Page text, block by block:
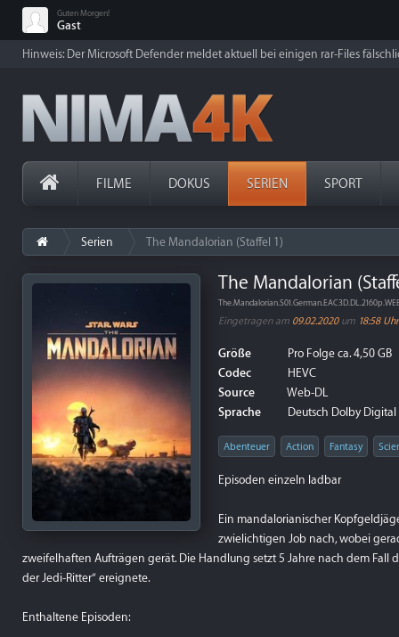
Guten Morgen!
Gast
Hinweis: Der Microsoft Defender meldet aktuell bei einigen rar-Files
FILME DOKUS SERIEN SPORT
Serien The Mandalorian (Staffel 1)
The Mandalorian
Eingetragen am 09.02.2020um 18:58 Uhr
Größe
Pro Folge ca. 4,50 GB
Codec
HEVC
Source
Web-DL
Sprache
Deutsch Dolby Digital
Abenteuer Action Fantasy
Episoden einzeln ladbar
Ein mandalorianischer
zwielichtigen Job nach, wobei
zweifelhaften Aufträgen gerät. Die Handlung setzt 5 Jahre nach dem Fall
der Jedi-Ritter“ ereignete.
Enthaltene Episoden: